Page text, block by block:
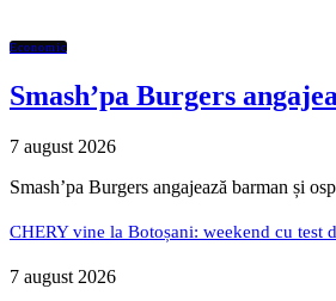
Economic
Smash’pa Burgers
7 august 2026
Smash’pa Burgers angajează barman și
CHERY vine la Botoșani: weekend cu test
7 august 2026